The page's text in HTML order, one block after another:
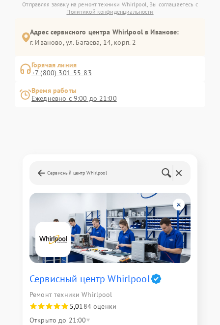
Отправляя заявку на ремонт техники Whirlpool, Вы соглашаетесь с
Политикой конфиденциальности
Адрес сервисного центра Whirlpool в Иванове:
г. Иваново, ул. Багаева, 14, корп. 2
Горячая линия
+7 (800) 301-55-83
Время работы
Ежедневно с 9:00 до 21:00
Сервисный центр Whirlpool
Сервисный центр Whirlpool
Ремонт техники Whirlpool
5,0184 оценки
Открыто до 21:00